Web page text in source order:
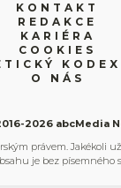
KONTAKT
REDAKCE
KARIÉRA
COOKIES
KODEX
O NÁS
2026 abcMedia
právem. Jakékoli
je bez písemného